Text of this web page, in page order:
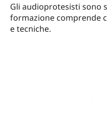
Gli audioprotesisti sono
formazione comprende
e tecniche.